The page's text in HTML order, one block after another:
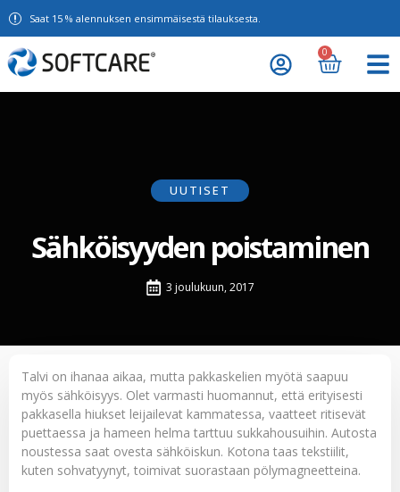
Saat 15 % alennuksen ensimmäisestä tilauksesta.
0
UUTISET
Sähköisyyden poistaminen
3 joulukuun, 2017
Talvi on ihanaa aikaa, mutta pakkaskelien myötä saapuu
myös sähköisyys. Olet varmasti huomannut, että erityisesti
pakkasella hiukset leijailevat kammatessa, vaatteet ritisevät
puettaessa ja hameen helma tarttuu sukkahousuihin. Autosta
noustessa saat ovesta sähköiskun. Kotona taas tekstiilit,
kuten sohvatyynyt, toimivat suorastaan pölymagneetteina.